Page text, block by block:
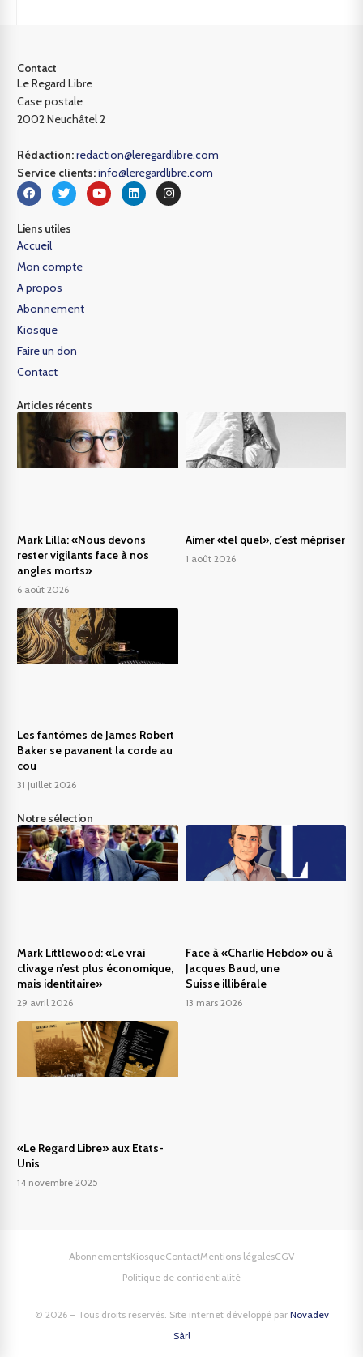
Contact
Le Regard Libre
Case postale
2002 Neuchâtel 2
Rédaction:redaction@leregardlibre.com
Service clients:info@leregardlibre.com
Liens utiles
Accueil
Mon compte
A propos
Abonnement
Kiosque
Faire un don
Contact
Articles récents
Mark Lilla: «Nous devons
rester vigilants face à nos
angles morts»
6 août 2026
Aimer «tel quel», c’est mépriser
1 août 2026
Les fantômes de James Robert
Baker se pavanent la corde au
cou
31 juillet 2026
Notre sélection
Mark Littlewood: «Le vrai
clivage n’est plus économique,
mais identitaire»
29 avril 2026
Face à «Charlie Hebdo» ou à
Jacques Baud, une
Suisse illibérale
13 mars 2026
«Le Regard Libre» aux Etats-
Unis
14 novembre 2025
© 2026 – Tous droits réservés. Site internet développé par Novadev
Sàrl
AbonnementsKiosqueContactMentions légalesCGV
Politique de confidentialité